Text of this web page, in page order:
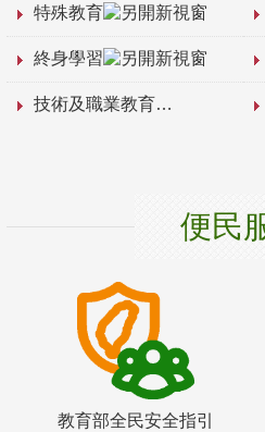
特殊教育
終身學習
技術及職業教育
便民
教育部全民安全指引